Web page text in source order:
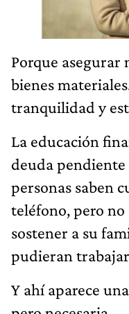
Porque asegurar
bienes
tranquilidad y
La educación
deuda
personas saben
teléfono, pero no
sostener a su
pudieran
Y ahí aparece